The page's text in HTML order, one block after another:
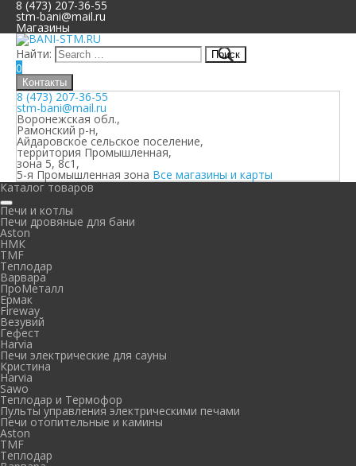
8 (473) 207-36-55
stm-bani@mail.ru
Магазины
Найти:
0
Контакты
8 (473) 207-36-55
stm-bani@mail.ru
Воронежская обл.,
Рамонский р-н,
Айдаровское сельское поселение,
территория Промышленная,
зона 5, 8с1,
5-я Промышленная зона Все магазины и карты
Каталог товаров
Печи и котлы
Печи дровяные для бани
Aston
НМК
TMF
Теплодар
Варвара
ПроМеталл
Ермак
Fireway
Везувий
Гефест
Harvia
Печи электрические для сауны
Кристина
Harvia
Sawo
Теплодар и Термофор
Пульты управления электрическими печами
Печи отопительные и камины
Aston
TMF
Теплодар